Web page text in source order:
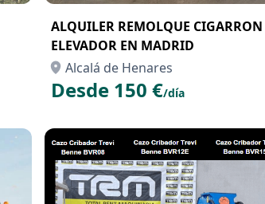
ALQUILER REMOLQUE CIGARRON
ELEVADOR EN MADRID
Alcalá de Henares
Desde 150 €/día